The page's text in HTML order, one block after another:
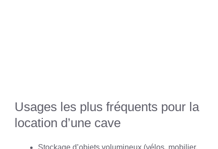
Usages les plus fréquents pour la
location d’une cave
Stockage d’objets volumineux (vélos, mobilier,